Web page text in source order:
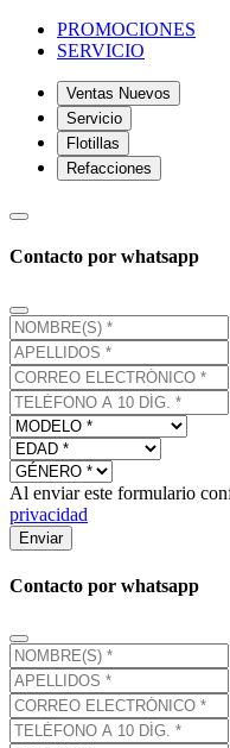
PROMOCIONES
SERVICIO
Ventas Nuevos
Servicio
Flotillas
Refacciones
Contacto por whatsapp
Al enviar este formulario
privacidad
Enviar
Contacto por whatsapp